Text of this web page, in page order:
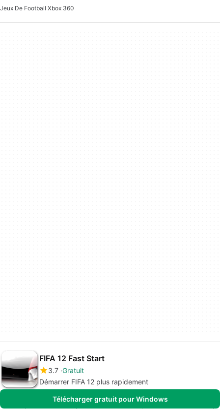
Jeux De Football Xbox 360
FIFA 12 Fast Start
3.7 Gratuit
Démarrer FIFA 12 plus rapidement
Télécharger gratuit pour Windows